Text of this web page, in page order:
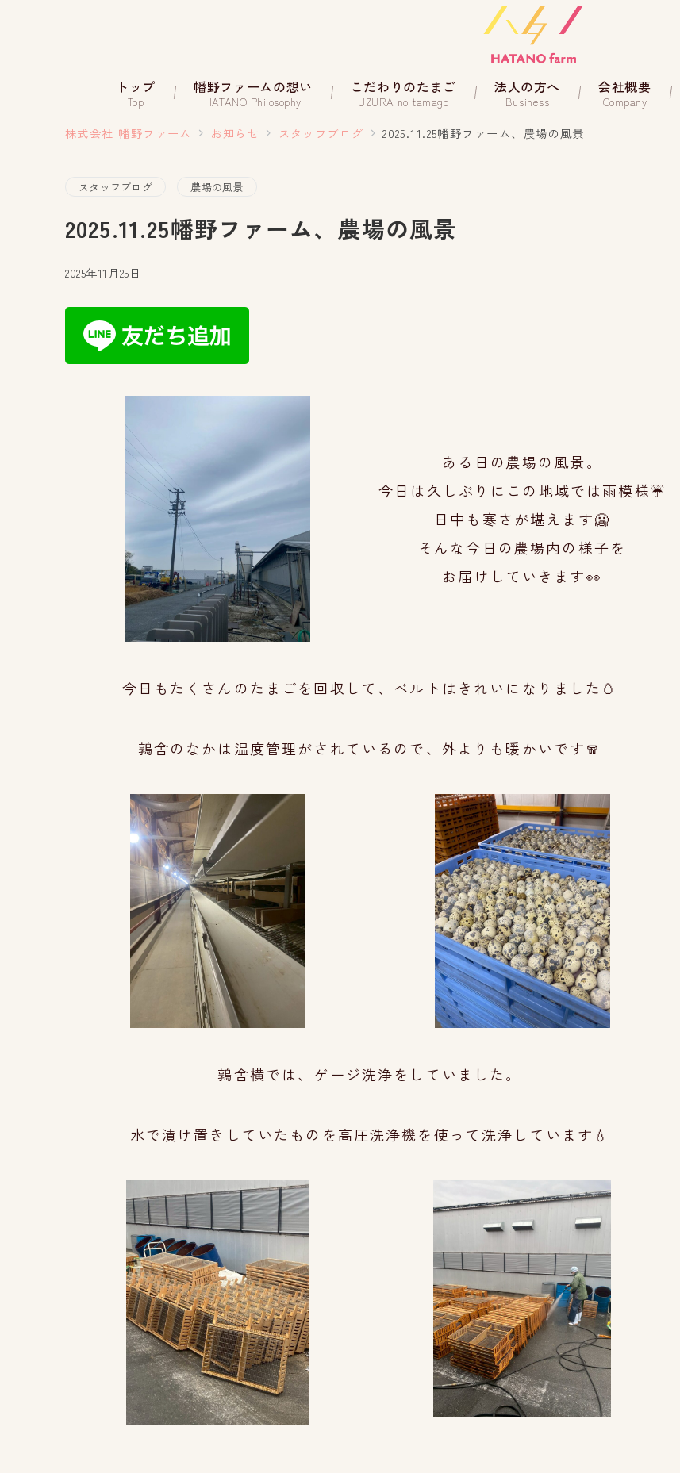
トップ
Top
幡野ファームの想い
HATANO Philosophy
こだわりのたまご
UZURA no tamago
法人の方へ
Business
会社概要
Company
株式会社 幡野ファーム お知らせ スタッフブログ 2025.11.25幡野ファーム、農場の風景
スタッフブログ 農場の風景
2025.11.25幡野ファーム、農場の風景
2025年11月25日
ある日の農場の風景。
今日は久しぶりにこの地域では雨模様☔
日中も寒さが堪えます🥶
そんな今日の農場内の様子を
お届けしていきま す👀
今日もたくさんのたまごを回収して、ベルトはきれいになりました🥚
鶉舎のなかは温度管理がされているので、外よりも暖かいです🧣
鶉舎横では、ゲージ洗浄をしていました。
水で漬け置きしていたものを高圧洗浄機を使って洗浄しています💧